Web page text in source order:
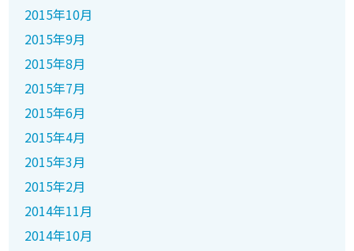
2015年10月
2015年9月
2015年8月
2015年7月
2015年6月
2015年4月
2015年3月
2015年2月
2014年11月
2014年10月